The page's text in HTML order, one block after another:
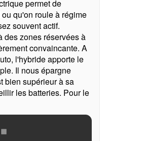
permet de
qu'on roule à régime
souvent actif.
des zones réservées à
convaincante. A
l'hybride apporte le
Il nous épargne
bien supérieur à sa
les batteries. Pour le